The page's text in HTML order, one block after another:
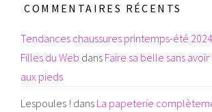
COMMENTAIRES RÉCENTS
Tendances chaussures printemps-été
Filles du Web dans Faire sa belle sans avoir
aux pieds
Lespoules ! dans La papeterie